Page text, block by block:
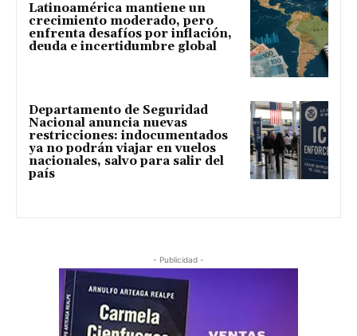
Latinoamérica mantiene un
crecimiento moderado, pero
enfrenta desafíos por inflación,
deuda e incertidumbre global
Departamento de Seguridad
Nacional anuncia nuevas
restricciones: indocumentados
ya no podrán viajar en vuelos
nacionales, salvo para salir del
país
- Publicidad -